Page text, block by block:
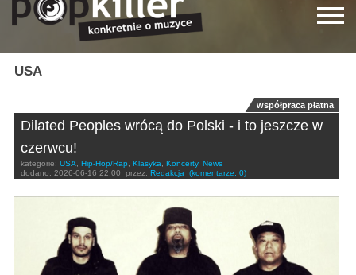
USA
współpraca płatna
Dilated Peoples wrócą do Polski - i to jeszcze w
czerwcu!
kategorie: USA, Hip-Hop/Rap, Klasyka, Koncerty, News
dodano: 2026-06-16 22:00 przez: Redakcja (komentarze: 0)